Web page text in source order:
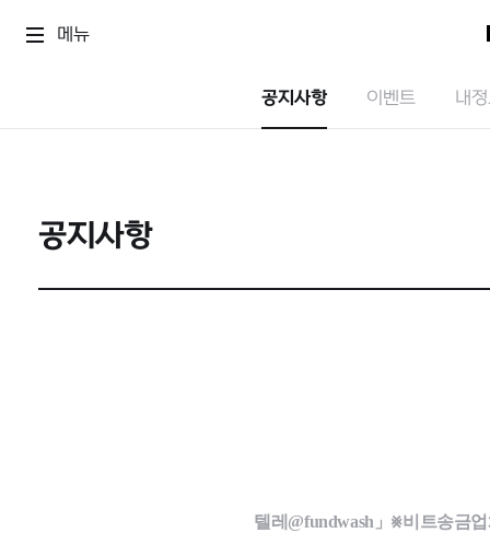
메뉴
공지사항 이벤트 내
공지사항
텔레@fundwash」⨳비트송금